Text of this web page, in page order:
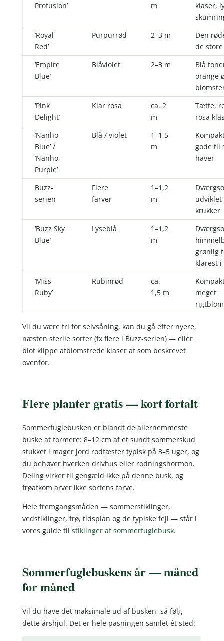
Profusion’
m
klaser,
‘Royal
Red’
Purpurrød 2–3 m
Den
de
‘Empire
Blue’
Blåviolet 2–3 m
Blå
orange
‘Pink
Delight’
Klar rosa
ca. 2
m
Tætte,
rosa
‘Nanho
Blue’ /
‘Nanho
Purple’
Blå / violet
1–1,5
m
gode til
haver
Buzz-
serien
Flere
farver
1–1,2
m
krukker
‘Buzz Sky
Blue’
Lyseblå
1–1,2
m
grønlig
klarest
‘Miss
Ruby’
Rubinrød
ca.
1,5 m
meget
Vil du være fri for selvsåning, kan du gå efter nyere,
næsten sterile sorter (fx flere i Buzz-serien) — eller
blot klippe afblomstrede klaser af som beskrevet
ovenfor.
Flere planter gratis — kort fortalt
Sommerfuglebusken er blandt de allernemmeste
buske at formere: 8–12 cm af et sundt sommerskud
stukket i mager jord rodfæster typisk på 3–5 uger, og
du behøver hverken drivhus eller rodningshormon.
Deling virker til gengæld ikke på denne busk, og
frøafkom arver ikke sortens farve.
Hele fremgangsmåden — sommerstiklinger,
vedstiklinger, frø, tidsplan og de typiske fejl — står i
vores guide til stiklinger af sommerfuglebusk.
Sommerfuglebuskens år — måned
for måned
Vil du have det maksimale ud af busken, så følg
dette årshjul. Det er hele pasningen samlet ét sted: